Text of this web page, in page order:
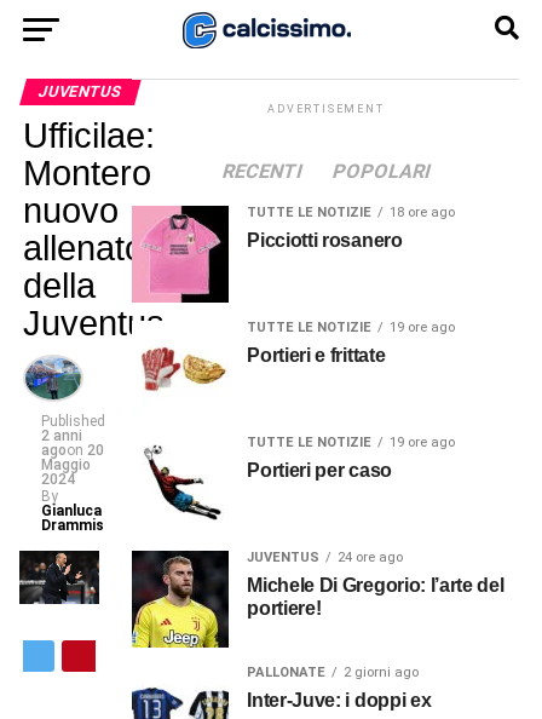
JUVENTUS
Ufficilae:
Montero
nuovo
allenatore
della
Juventus
Published
2 anni
agoon 20
Maggio
2024
By
Gianluca
Drammis
ADVERTISEMENT
RECENTI POPOLARI
TUTTE LE NOTIZIE 18 ore ago
Picciotti rosanero
TUTTE LE NOTIZIE 19 ore ago
Portieri e frittate
TUTTE LE NOTIZIE 19 ore ago
Portieri per caso
JUVENTUS 24 ore ago
Michele Di Gregorio: l’arte del
portiere!
PALLONATE 2 giorni ago
Inter-Juve: i doppi ex